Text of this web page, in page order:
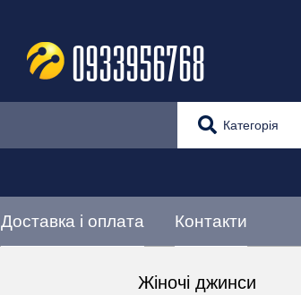
0933956768
Категорія
Доставка і оплата Контакти
Жіночі джинси